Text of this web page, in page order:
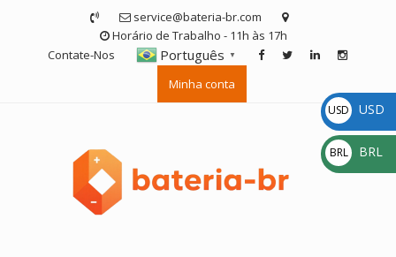
service@bateria-br.com
Horário de Trabalho - 11h às 17h
Contate-Nos
Português ▼
Minha conta
USD
$
USD
BRL
R$
BRL